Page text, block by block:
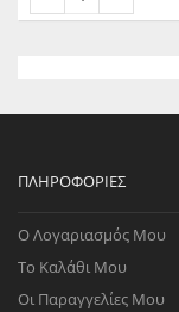
ΠΛΗΡΟΦΟΡΊΕΣ
Ο Λογαριασμός Μου
Το Καλάθι Μου
Οι Παραγγελίες Μου